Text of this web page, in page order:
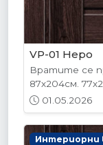
VP-01 Hepo
Вратите се
87х204см.
01.05.2026
Интериорни